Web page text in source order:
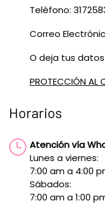
Teléfono:
Correo
O deja tus datos
PROTECCIÓN AL
Horarios
Atención vía
Lunes a viernes:
7:00 am a 4:00
Sábados:
7:00 am a 1:00